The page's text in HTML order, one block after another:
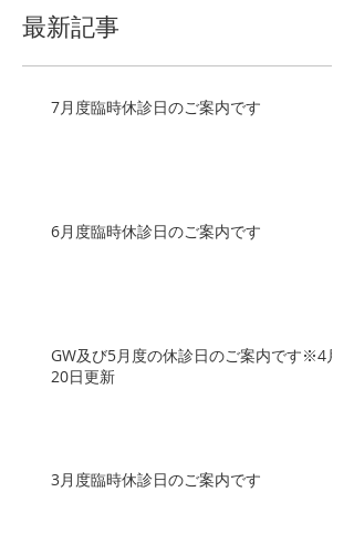
最新記事
7月度臨時休診日のご案内です
6月度臨時休診日のご案内です
GW及び5月度の休診日のご案内です※4月
20日更新
3月度臨時休診日のご案内です